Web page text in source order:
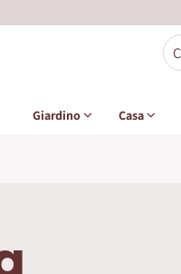
Giardino Casa